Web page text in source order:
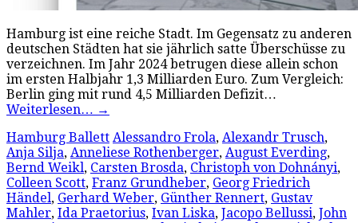
Hamburg ist eine reiche Stadt. Im Gegensatz zu anderen
deutschen Städten hat sie jährlich satte Überschüsse zu
verzeichnen. Im Jahr 2024 betrugen diese allein schon
im ersten Halbjahr 1,3 Milliarden Euro. Zum Vergleich:
Berlin ging mit rund 4,5 Milliarden Defizit…
Weiterlesen… →
Hamburg Ballett Alessandro Frola, Alexandr Trusch,
Anja Silja, Anneliese Rothenberger, August Everding,
Bernd Weikl, Carsten Brosda, Christoph von Dohnányi,
Colleen Scott, Franz Grundheber, Georg Friedrich
Händel, Gerhard Weber, Günther Rennert, Gustav
Mahler, Ida Praetorius, Ivan Liska, Jacopo Bellussi, John